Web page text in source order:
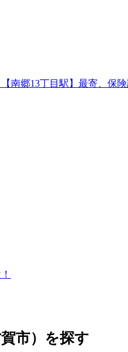
南郷13丁目駅】最寄、
市）を探す